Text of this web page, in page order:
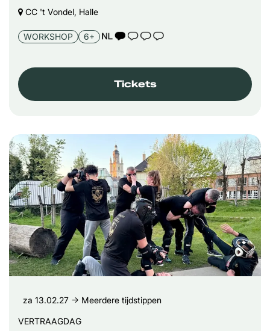
CC 't Vondel, Halle
WORKSHOP 6+ TAALICOON 1
Tickets
VERTRAAGDAG
za 13.02.27 → Meerdere tijdstippen